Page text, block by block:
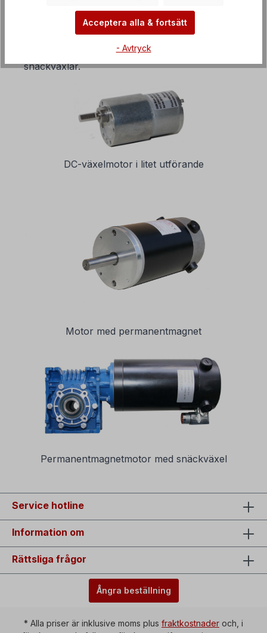
som har byggts i stora mängder. Vi lämnar
gärna en offert till dig om du behöver en sådan.
DC-drivenheter köps ofta i kombination med
snäckväxlar.
DC-växelmotor i litet utförande
Motor med permanentmagnet
Permanentmagnetmotor med snäckväxel
Service hotline
Information om
Rättsliga frågor
Ångra beställning
* Alla priser är inklusive moms plus fraktkostnader och, i
Acceptera alla & fortsätt
- Avtryck